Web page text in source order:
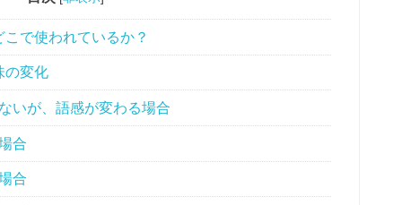
で使われているか？
の変化
いが、語感が変わる場合
合
合